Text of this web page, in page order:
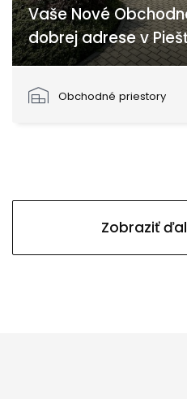
Vaše Nové
dobrej adrese v
Obchodné priestory
Zobraziť